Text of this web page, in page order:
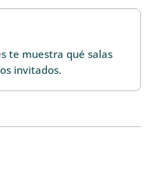
te muestra qué salas
invitados.